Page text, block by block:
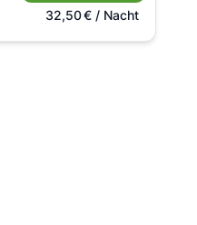
32,50€/ Nacht